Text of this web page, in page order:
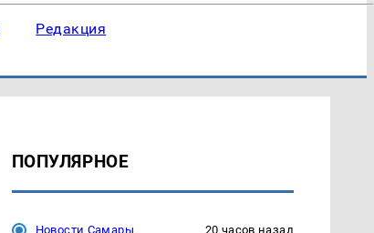
Редакция
ПОПУЛЯРНОЕ
Новости Самары 20 часов назад